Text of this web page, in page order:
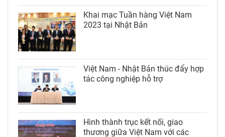
Khai mạc Tuần hàng Việt Nam
2023 tại Nhật Bản
Việt Nam - Nhật Bản thúc đẩy hợp
tác công nghiệp hỗ trợ
Hình thành trục kết nối, giao
thương giữa Việt Nam với các